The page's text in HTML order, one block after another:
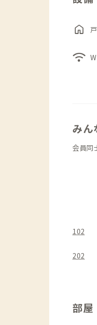
キッ
個室
して
の方
home
wifi
みん
会員同
102
202
部屋